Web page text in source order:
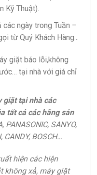
Kỹ Thuật).
ngày trong Tuần –
từ Quý Khách Hàng..
giặt báo lỗi,không
tại nhà với giá chỉ
giặt tại nhà các
tất cả các hãng sản
PANASONIC, SANYO,
CANDY, BOSCH…
hiện các hiện
không xả, máy giặt